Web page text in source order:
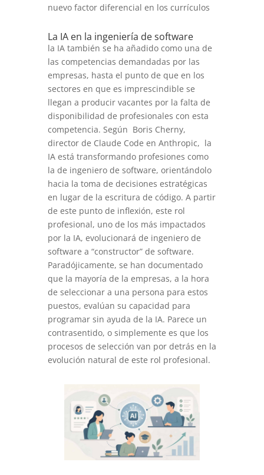
nuevo factor diferencial en los currículos
La IA en la ingeniería de software
la IA también se ha añadido como una de
las competencias demandadas por las
empresas, hasta el punto de que en los
sectores en que es imprescindible se
llegan a producir vacantes por la falta de
disponibilidad de profesionales con esta
competencia. Según Boris Cherny,
director de Claude Code en Anthropic, la
IA está transformando profesiones como
la de ingeniero de software, orientándolo
hacia la toma de decisiones estratégicas
en lugar de la escritura de código. A partir
de este punto de inflexión, este rol
profesional, uno de los más impactados
por la IA, evolucionará de ingeniero de
software a “constructor” de software.
Paradójicamente, se han documentado
que la mayoría de la empresas, a la hora
de seleccionar a una persona para estos
puestos, evalúan su capacidad para
programar sin ayuda de la IA. Parece un
contrasentido, o simplemente es que los
procesos de selección van por detrás en la
evolución natural de este rol profesional.